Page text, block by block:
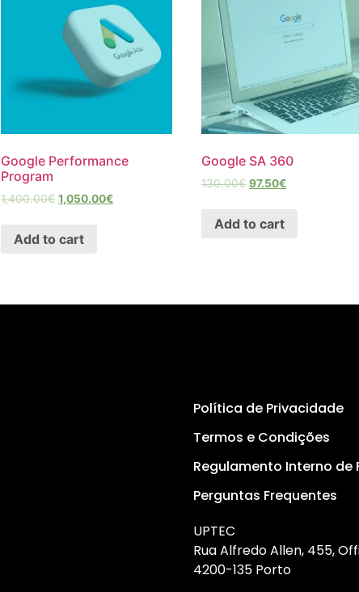
Google Performance
Program
1,400.00€ 1,050.00€
Add to cart
Google SA 360
130.00€ 97.50€
Add to cart
Política de Privacidade
Termos e Condições
Regulamento Interno de
Perguntas Frequentes
UPTEC
Rua Alfredo Allen, 455,
4200-135 Porto